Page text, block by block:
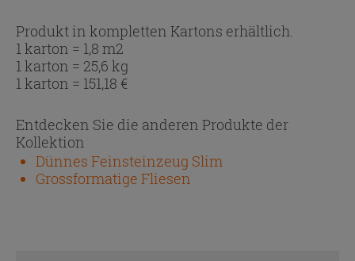
Produkt in kompletten Kartons erhältlich.
1 karton = 1,8 m2
1 karton = 25,6 kg
1 karton = 151,18 €
Entdecken Sie die anderen Produkte der
Kollektion
Dünnes Feinsteinzeug Slim
Grossformatige Fliesen